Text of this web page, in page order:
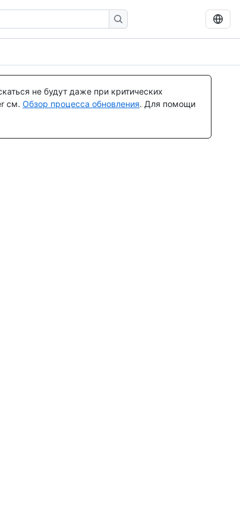
не будут даже при критических
см. Обзор процесса обновления. Для помощи